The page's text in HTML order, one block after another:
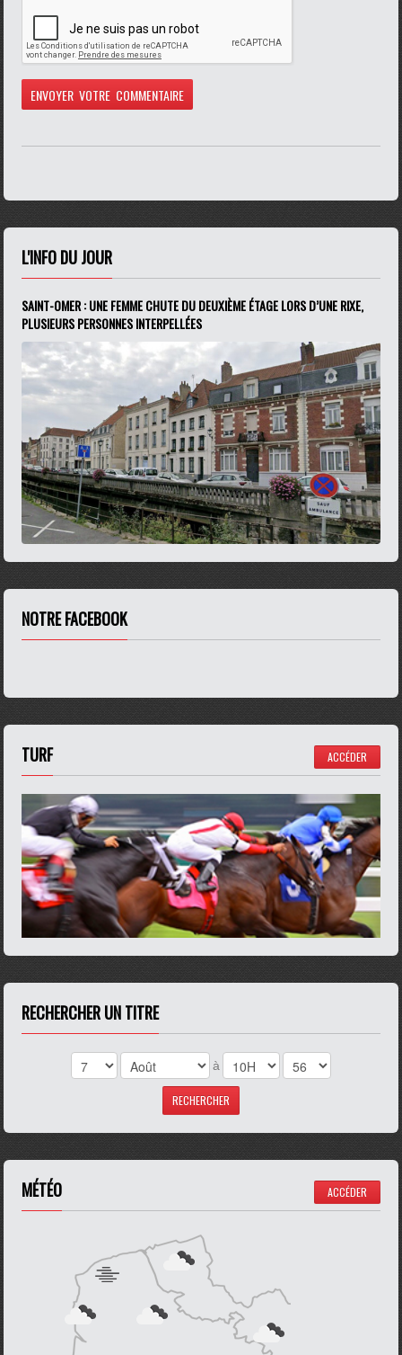
L'INFO DU JOUR
SAINT-OMER : UNE FEMME CHUTE DU DEUXIÈME ÉTAGE LORS D’UNE RIXE,
PLUSIEURS PERSONNES INTERPELLÉES
NOTRE FACEBOOK
TURF ACCÉDER
RECHERCHER UN TITRE
à
MÉTÉO ACCÉDER